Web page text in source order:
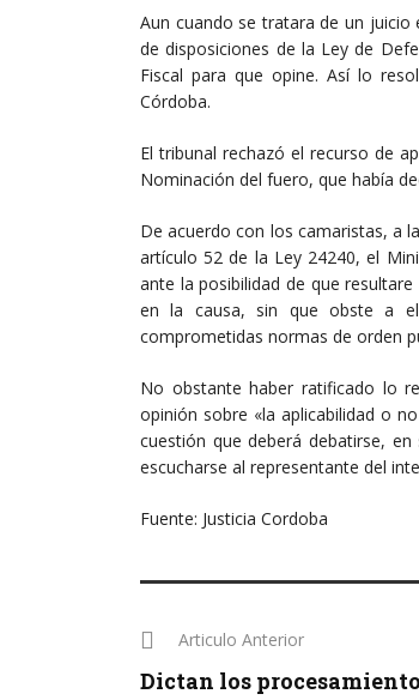
Aun cuando se tratara de un juicio
de disposiciones de la Ley de
Fiscal para que opine. Así lo
Córdoba.
El tribunal rechazó el recurso de
Nominación del fuero, que había
De acuerdo con los camaristas, a
artículo 52 de la Ley 24240, el
ante la posibilidad de que
en la causa, sin que obste a
comprometidas normas de orden
No obstante haber ratificado lo
opinión sobre «la aplicabilidad o
cuestión que deberá debatirse,
escucharse al representante del
Fuente: Justicia Cordoba
Articulo Anterior
Dictan los